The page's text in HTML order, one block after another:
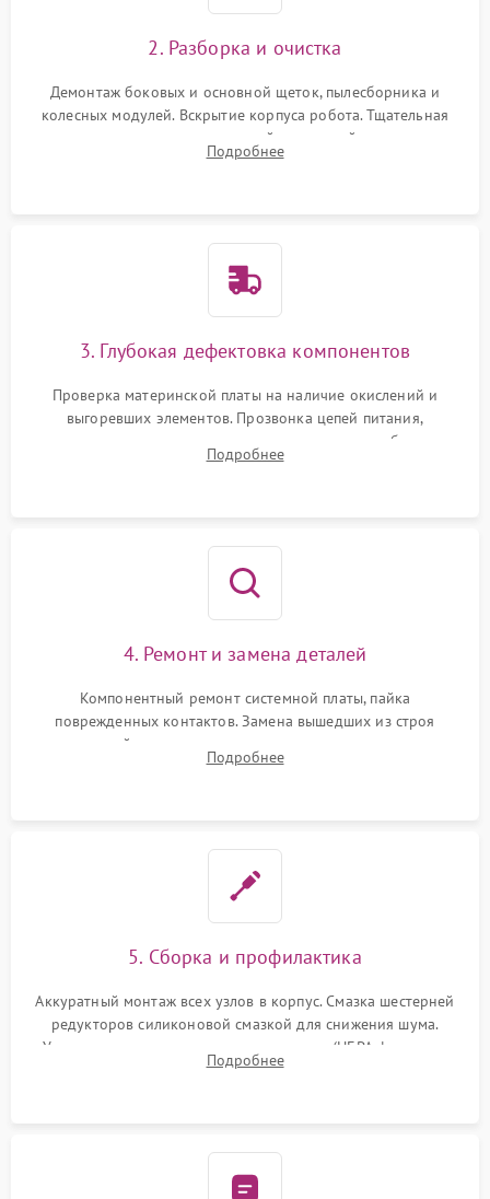
2. Разборка и очистка
Демонтаж боковых и основной щеток, пылесборника и
колесных модулей. Вскрытие корпуса робота. Тщательная
очистка внутренних полостей, шестерней и плат от
скопившейся пыли, волос и шерсти животных с
Подробнее
3. Глубокая дефектовка компонентов
Проверка материнской платы на наличие окислений и
выгоревших элементов. Прозвонка цепей питания,
тестирование приводных моторов колес и турбины
всасывания. Оценка состояния оптических и инфракрасных
Подробнее
4. Ремонт и замена деталей
Компонентный ремонт системной платы, пайка
поврежденных контактов. Замена вышедших из строя
двигателей, изношенного аккумулятора, неисправного
лидара или помпы подачи воды. Восстановление шлейфов и
Подробнее
5. Сборка и профилактика
Аккуратный монтаж всех узлов в корпус. Смазка шестерней
редукторов силиконовой смазкой для снижения шума.
Установка новых расходных материалов (HEPA-фильтров,
микрофибры, щеток). Надежная фиксация разъемов и
Подробнее